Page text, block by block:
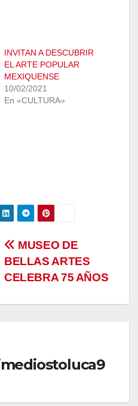
INVITAN A DESCUBRIR
EL ARTE POPULAR
MEXIQUENSE
10/02/2021
En «CULTURA»
MUSEO DE
BELLAS ARTES
CELEBRA 75 AÑOS